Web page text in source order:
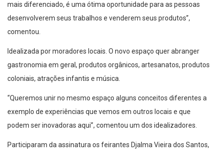
mais diferenciado, é uma ótima oportunidade para as pessoas
desenvolverem seus trabalhos e venderem seus produtos”,
comentou.
Idealizada por moradores locais. O novo espaço quer abranger
gastronomia em geral, produtos orgânicos, artesanatos, produtos
coloniais, atrações infantis e música.
“Queremos unir no mesmo espaço alguns conceitos diferentes a
exemplo de experiências que vemos em outros locais e que
podem ser inovadoras aqui”, comentou um dos idealizadores.
Participaram da assinatura os feirantes Djalma Vieira dos Santos,